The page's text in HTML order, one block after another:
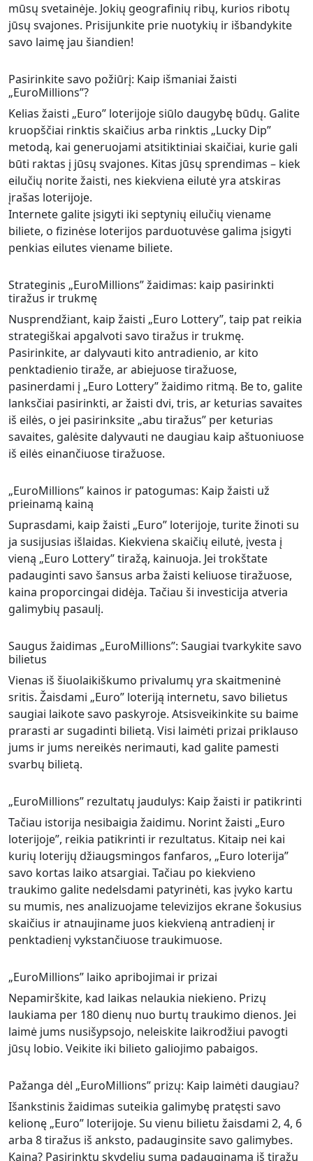
mūsų svetainėje. Jokių geografinių ribų, kurios ribotų
jūsų svajones. Prisijunkite prie nuotykių ir išbandykite
savo laimę jau šiandien!
Pasirinkite savo požiūrį: Kaip išmaniai žaisti
„EuroMillions”?
Kelias žaisti „Euro” loterijoje siūlo daugybę būdų. Galite
kruopščiai rinktis skaičius arba rinktis „Lucky Dip”
metodą, kai generuojami atsitiktiniai skaičiai, kurie gali
būti raktas į jūsų svajones. Kitas jūsų sprendimas – kiek
eilučių norite žaisti, nes kiekviena eilutė yra atskiras
įrašas loterijoje.
Internete galite įsigyti iki septynių eilučių viename
biliete, o fizinėse loterijos parduotuvėse galima įsigyti
penkias eilutes viename biliete.
Strateginis „EuroMillions” žaidimas: kaip pasirinkti
tiražus ir trukmę
Nusprendžiant, kaip žaisti „Euro Lottery”, taip pat reikia
strategiškai apgalvoti savo tiražus ir trukmę.
Pasirinkite, ar dalyvauti kito antradienio, ar kito
penktadienio tiraže, ar abiejuose tiražuose,
pasinerdami į „Euro Lottery” žaidimo ritmą. Be to, galite
lanksčiai pasirinkti, ar žaisti dvi, tris, ar keturias savaites
iš eilės, o jei pasirinksite „abu tiražus” per keturias
savaites, galėsite dalyvauti ne daugiau kaip aštuoniuose
iš eilės einančiuose tiražuose.
„EuroMillions” kainos ir patogumas: Kaip žaisti už
prieinamą kainą
Suprasdami, kaip žaisti „Euro” loterijoje, turite žinoti su
ja susijusias išlaidas. Kiekviena skaičių eilutė, įvesta į
vieną „Euro Lottery” tiražą, kainuoja. Jei trokštate
padauginti savo šansus arba žaisti keliuose tiražuose,
kaina proporcingai didėja. Tačiau ši investicija atveria
galimybių pasaulį.
Saugus žaidimas „EuroMillions”: Saugiai tvarkykite savo
bilietus
Vienas iš šiuolaikiškumo privalumų yra skaitmeninė
sritis. Žaisdami „Euro” loteriją internetu, savo bilietus
saugiai laikote savo paskyroje. Atsisveikinkite su baime
prarasti ar sugadinti bilietą. Visi laimėti prizai priklauso
jums ir jums nereikės nerimauti, kad galite pamesti
svarbų bilietą.
„EuroMillions” rezultatų jaudulys: Kaip žaisti ir patikrinti
Tačiau istorija nesibaigia žaidimu. Norint žaisti „Euro
loterijoje”, reikia patikrinti ir rezultatus. Kitaip nei kai
kurių loterijų džiaugsmingos fanfaros, „Euro loterija”
savo kortas laiko atsargiai. Tačiau po kiekvieno
traukimo galite nedelsdami patyrinėti, kas įvyko kartu
su mumis, nes analizuojame televizijos ekrane šokusius
skaičius ir atnaujiname juos kiekvieną antradienį ir
penktadienį vykstančiuose traukimuose.
„EuroMillions” laiko apribojimai ir prizai
Nepamirškite, kad laikas nelaukia niekieno. Prizų
laukiama per 180 dienų nuo burtų traukimo dienos. Jei
laimė jums nusišypsojo, neleiskite laikrodžiui pavogti
jūsų lobio. Veikite iki bilieto galiojimo pabaigos.
Pažanga dėl „EuroMillions” prizų: Kaip laimėti daugiau?
Išankstinis žaidimas suteikia galimybę pratęsti savo
kelionę „Euro” loterijoje. Su vienu bilietu žaisdami 2, 4, 6
arba 8 tiražus iš anksto, padauginsite savo galimybes.
Kaina? Pasirinktų skydelių suma padauginama iš tiražų